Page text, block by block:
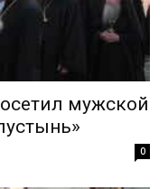
мужской
0